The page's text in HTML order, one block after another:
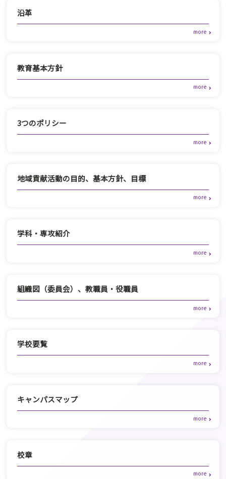
沿革
教育基本方針
3つのポリシー
地域貢献活動の目的、基本方針、目標
学科・専攻紹介
組織図（委員会）、教職員・役職員
学校要覧
キャンパスマップ
校章